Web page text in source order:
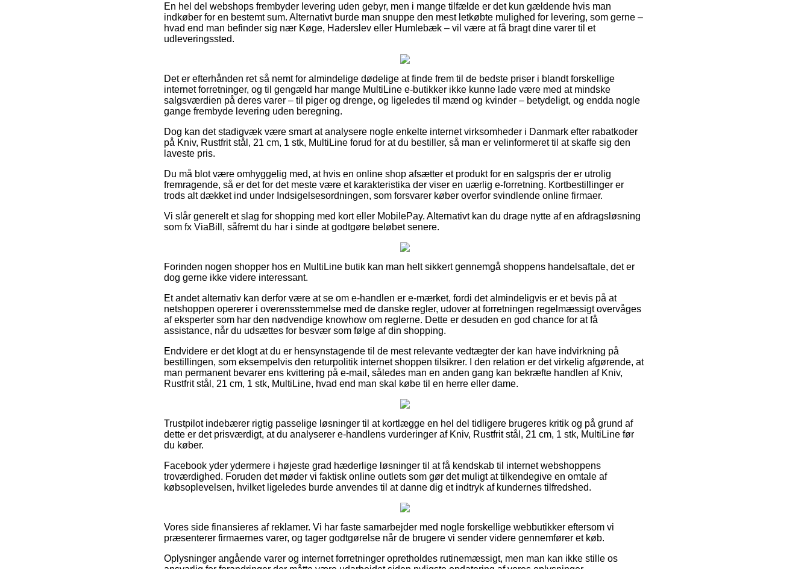
En hel del webshops frembyder levering uden gebyr, men i mange tilfælde er det kun gældende hvis man
indkøber for en bestemt sum. Alternativt burde man snuppe den mest letkøbte mulighed for levering, som gerne –
hvad end man befinder sig nær Køge, Haderslev eller Humlebæk – vil være at få bragt dine varer til et
udleveringssted.
Det er efterhånden ret så nemt for almindelige dødelige at finde frem til de bedste priser i blandt forskellige
internet forretninger, og til gengæld har mange MultiLine e-butikker ikke kunne lade være med at mindske
salgsværdien på deres varer – til piger og drenge, og ligeledes til mænd og kvinder – betydeligt, og endda nogle
gange frembyde levering uden beregning.
Dog kan det stadigvæk være smart at analysere nogle enkelte internet virksomheder i Danmark efter rabatkoder
på Kniv, Rustfrit stål, 21 cm, 1 stk, MultiLine forud for at du bestiller, så man er velinformeret til at skaffe sig den
laveste pris.
Du må blot være omhyggelig med, at hvis en online shop afsætter et produkt for en salgspris der er utrolig
fremragende, så er det for det meste være et karakteristika der viser en uærlig e-forretning. Kortbestillinger er
trods alt dækket ind under Indsigelsesordningen, som forsvarer køber overfor svindlende online firmaer.
Vi slår generelt et slag for shopping med kort eller MobilePay. Alternativt kan du drage nytte af en afdragsløsning
som fx ViaBill, såfremt du har i sinde at godtgøre beløbet senere.
Forinden nogen shopper hos en MultiLine butik kan man helt sikkert gennemgå shoppens handelsaftale, det er
dog gerne ikke videre interessant.
Et andet alternativ kan derfor være at se om e-handlen er e-mærket, fordi det almindeligvis er et bevis på at
netshoppen opererer i overensstemmelse med de danske regler, udover at forretningen regelmæssigt overvåges
af eksperter som har den nødvendige knowhow om reglerne. Dette er desuden en god chance for at få
assistance, når du udsættes for besvær som følge af din shopping.
Endvidere er det klogt at du er hensynstagende til de mest relevante vedtægter der kan have indvirkning på
bestillingen, som eksempelvis den returpolitik internet shoppen tilsikrer. I den relation er det virkelig afgørende, at
man permanent bevarer ens kvittering på e-mail, således man en anden gang kan bekræfte handlen af Kniv,
Rustfrit stål, 21 cm, 1 stk, MultiLine, hvad end man skal købe til en herre eller dame.
Trustpilot indebærer rigtig passelige løsninger til at kortlægge en hel del tidligere brugeres kritik og på grund af
dette er det prisværdigt, at du analyserer e-handlens vurderinger af Kniv, Rustfrit stål, 21 cm, 1 stk, MultiLine før
du køber.
Facebook yder ydermere i højeste grad hæderlige løsninger til at få kendskab til internet webshoppens
troværdighed. Foruden det møder vi faktisk online outlets som gør det muligt at tilkendegive en omtale af
købsoplevelsen, hvilket ligeledes burde anvendes til at danne dig et indtryk af kundernes tilfredshed.
Vores side finansieres af reklamer. Vi har faste samarbejder med nogle forskellige webbutikker eftersom vi
præsenterer firmaernes varer, og tager godtgørelse når de brugere vi sender videre gennemfører et køb.
Oplysninger angående varer og internet forretninger opretholdes rutinemæssigt, men man kan ikke stille os